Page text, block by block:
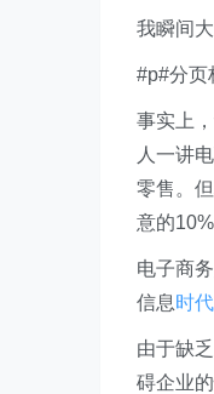
我瞬间
#p#分页
事实上
人一讲
零售。
意的10%
电子商
信息时代
由于缺
碍企业